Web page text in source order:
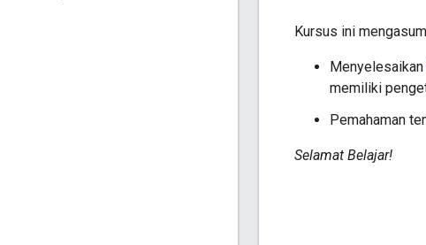
Kursus ini
Menyelesaikan
memiliki
Pemahaman
Selamat Belajar!